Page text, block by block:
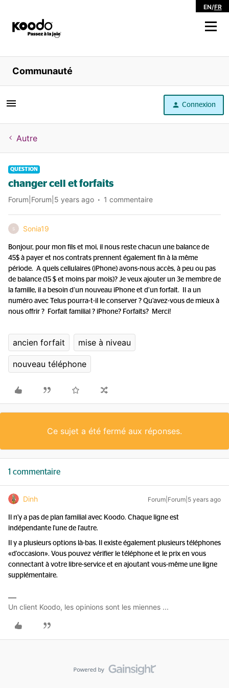
EN/FR
Magasiner
Libre service
Aide
Communauté
Connexion
Autre
QUESTION
changer cell et forfaits
Forum|Forum|5 years ago 1 commentaire
S Sonia19
Bonjour, pour mon fils et moi, il nous reste chacun une balance de
45$ à payer et nos contrats prennent également fin à la même
période. A quels cellulaires (iPhone) avons-nous accès, à peu ou pas
de balance (15 $ et moins par mois)? Je veux ajouter un 3e membre de
la famille, il a besoin d’un nouveau iPhone et d’un forfait. Il a un
numéro avec Telus pourra-t-il le conserver ? Qu’avez-vous de mieux à
nous offrir ? Forfait familial ? iPhone? Forfaits? Merci!
ancien forfait mise à niveau
nouveau téléphone
Ce sujet a été fermé aux réponses.
1 commentaire
Dinh Forum|Forum|5 years ago
Il n'y a pas de plan familial avec Koodo. Chaque ligne est
indépendante l'une de l'autre.
Il y a plusieurs options là-bas. Il existe également plusieurs téléphones
«d'occasion». Vous pouvez vérifier le téléphone et le prix en vous
connectant à votre libre-service et en ajoutant vous-même une ligne
supplémentaire.
Un client Koodo, les opinions sont les miennes ...